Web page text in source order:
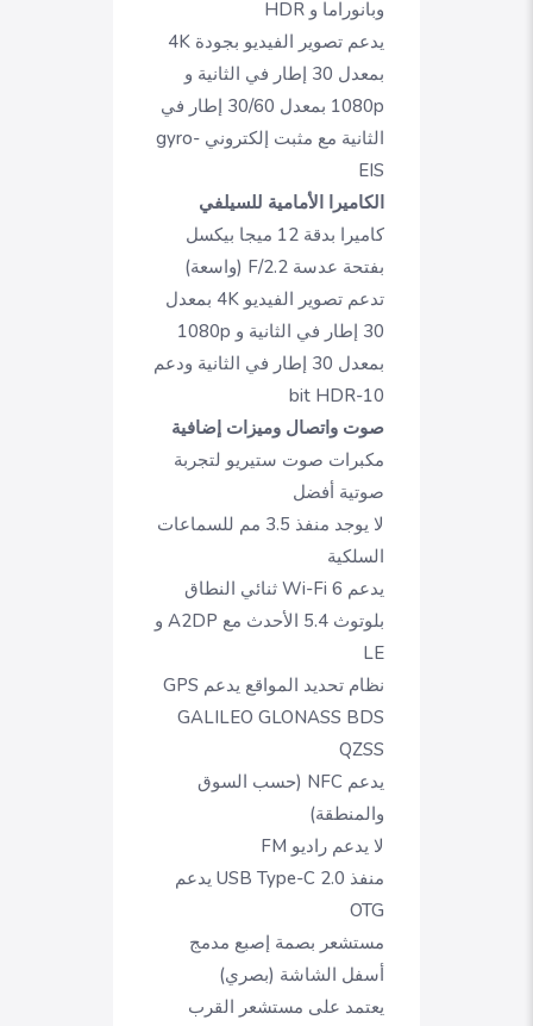
وبانوراما و HDR
يدعم تصوير الفيديو بجودة 4K
بمعدل 30 إطار في الثانية و
1080p بمعدل 30/60 إطار في
الثانية مع مثبت إلكتروني gyro-
EIS
الكاميرا الأمامية للسيلفي
كاميرا بدقة 12 ميجا بيكسل
بفتحة عدسة F/2.2 (واسعة)
تدعم تصوير الفيديو 4K بمعدل
30 إطار في الثانية و 1080p
بمعدل 30 إطار في الثانية ودعم
10-bit HDR
صوت واتصال وميزات إضافية
مكبرات صوت ستيريو لتجربة
صوتية أفضل
لا يوجد منفذ 3.5 مم للسماعات
السلكية
يدعم Wi-Fi 6 ثنائي النطاق
بلوتوث 5.4 الأحدث مع A2DP و
LE
نظام تحديد المواقع يدعم GPS
GALILEO GLONASS BDS
QZSS
يدعم NFC (حسب السوق
والمنطقة)
لا يدعم راديو FM
منفذ USB Type-C 2.0 يدعم
OTG
مستشعر بصمة إصبع مدمج
أسفل الشاشة (بصري)
يعتمد على مستشعر القرب